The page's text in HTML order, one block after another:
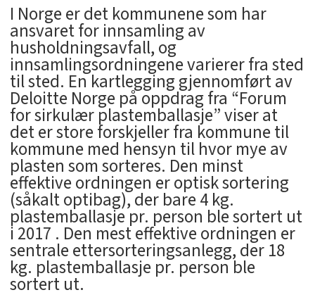
I Norge er det kommunene som har
ansvaret for innsamling av
husholdningsavfall, og
innsamlingsordningene varierer fra sted
til sted. En kartlegging gjennomført av
Deloitte Norge på oppdrag fra “Forum
for sirkulær plastemballasje” viser at
det er store forskjeller fra kommune til
kommune med hensyn til hvor mye av
plasten som sorteres. Den minst
effektive ordningen er optisk sortering
(såkalt optibag), der bare 4 kg.
plastemballasje pr. person ble sortert ut
i 2017 . Den mest effektive ordningen er
sentrale ettersorteringsanlegg, der 18
kg. plastemballasje pr. person ble
sortert ut.